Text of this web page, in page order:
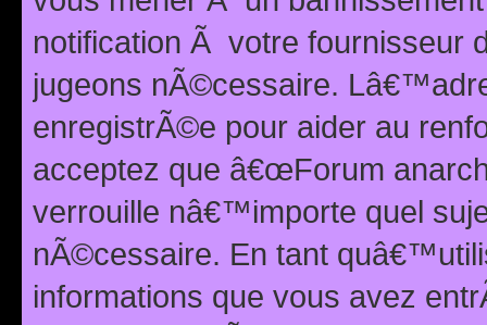
notification Ã votre fournisseur
jugeons nÃ©cessaire.
enregistrÃ©e pour aider au
acceptez que â€œForum
verrouille nâ€™importe quel
nÃ©cessaire. En tant
informations que vous avez